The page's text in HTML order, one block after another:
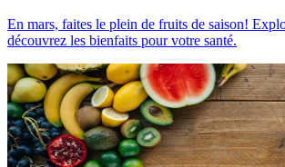
En mars, faites le plein de fruits de saison!
découvrez les bienfaits pour votre santé.